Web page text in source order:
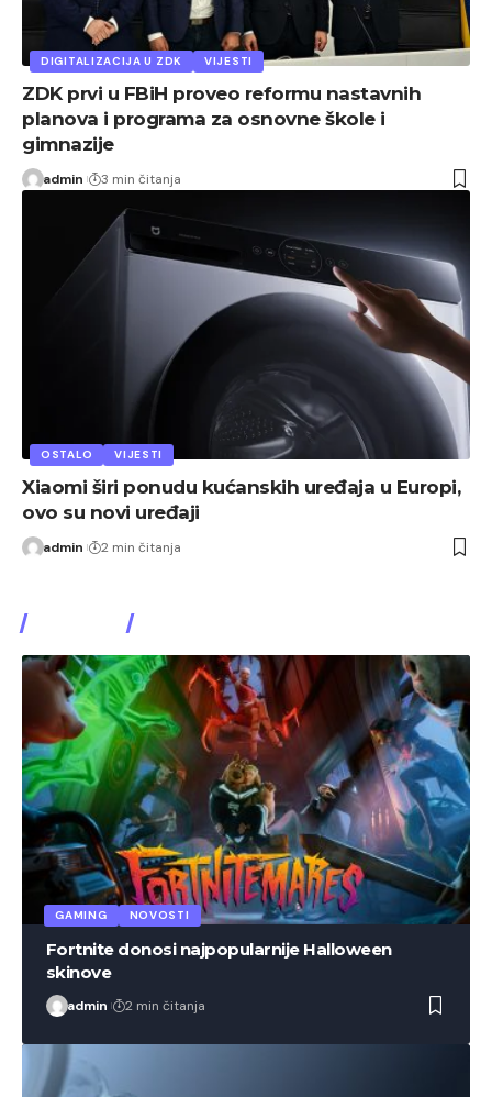
DIGITALIZACIJA U ZDK VIJESTI
ZDK prvi u FBiH proveo reformu nastavnih
planova i programa za osnovne škole i
gimnazije
admin 3 min čitanja
OSTALO VIJESTI
Xiaomi širi ponudu kućanskih uređaja u Europi,
ovo su novi uređaji
admin 2 min čitanja
GAMING NOVOSTI
Fortnite donosi najpopularnije Halloween
skinove
admin 2 min čitanja